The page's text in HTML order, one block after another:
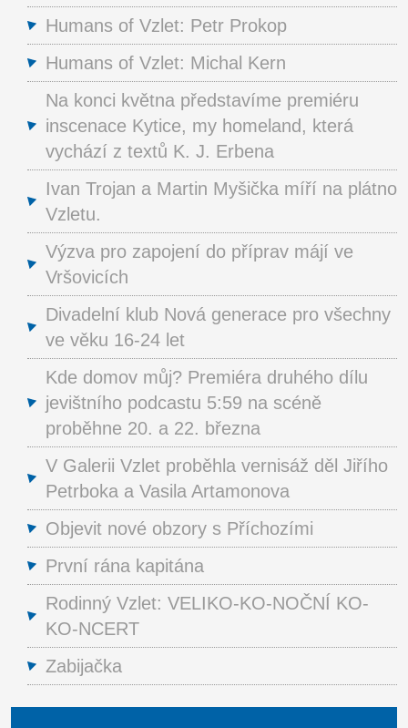
Humans of Vzlet: Petr Prokop
Humans of Vzlet: Michal Kern
Na konci května představíme premiéru
inscenace Kytice, my homeland, která
vychází z textů K. J. Erbena
Ivan Trojan a Martin Myšička míří na plátno
Vzletu.
Výzva pro zapojení do příprav májí ve
Vršovicích
Divadelní klub Nová generace pro všechny
ve věku 16-24 let
Kde domov můj? Premiéra druhého dílu
jevištního podcastu 5:59 na scéně
proběhne 20. a 22. března
V Galerii Vzlet proběhla vernisáž děl Jiřího
Petrboka a Vasila Artamonova
Objevit nové obzory s Příchozími
První rána kapitána
Rodinný Vzlet: VELIKO-KO-NOČNÍ KO-
KO-NCERT
Zabijačka